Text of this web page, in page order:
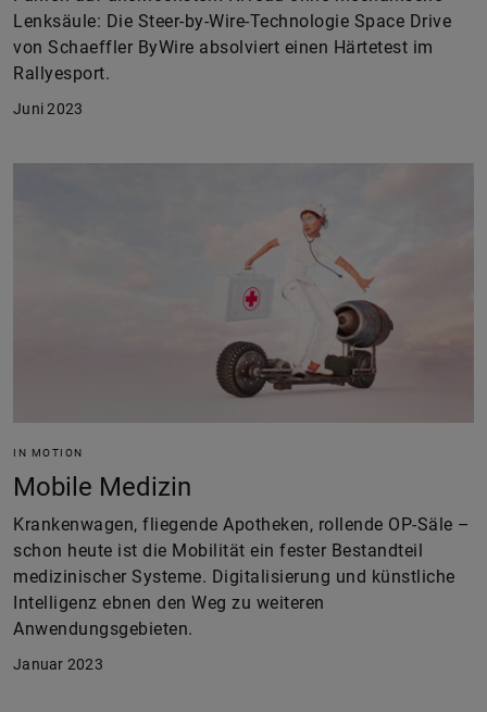
Lenksäule: Die Steer-by-Wire-Technologie Space Drive
von Schaeffler ByWire absolviert einen Härtetest im
Rallyesport.
Juni 2023
IN MOTION
Mobile Medizin
Krankenwagen, fliegende Apotheken, rollende OP-Säle –
schon heute ist die Mobilität ein fester Bestandteil
medizinischer Systeme. Digitalisierung und künstliche
Intelligenz ebnen den Weg zu weiteren
Anwendungsgebieten.
Januar 2023